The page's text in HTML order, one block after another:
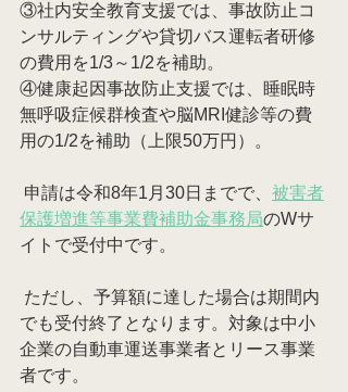
③社内安全教育支援では、事故防止コ
ンサルティングや貸切バス運転者研修
の費用を1/3～1/2を補助。
④健康起因事故防止支援では、睡眠時
無呼吸症候群検査や脳MRI健診等の費
用の1/2を補助（上限50万円）。
申請は令和8年1月30日までで、 被害者
保護増進等事業費補助金事務局のWサ
イトで受付中です。
でも受付終了となります。対象は中小
企業の自動車運送事業者とリース事業
者です。